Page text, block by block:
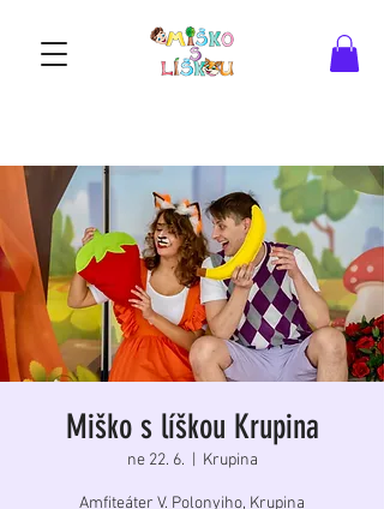
Miško s líškou Krupina
ne 22. 6. Krupina
Amfiteáter V. Polonyiho, Krupina